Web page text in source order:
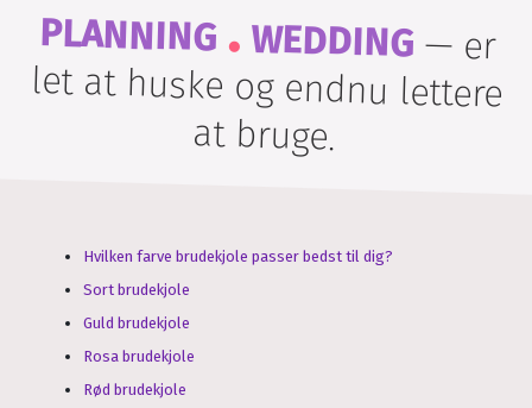
PLANNING . WEDDING— er
let at huske og endnu lettere
at bruge.
Hvilken farve brudekjole passer bedst til dig?
Sort brudekjole
Guld brudekjole
Rosa brudekjole
Rød brudekjole